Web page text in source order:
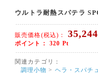
ウルトラ耐熱スパテラ
販売価格(税込)： 35,244
ポイント： 320 Pt
関連カテゴリ：
調理小物 > ヘラ・スパチ